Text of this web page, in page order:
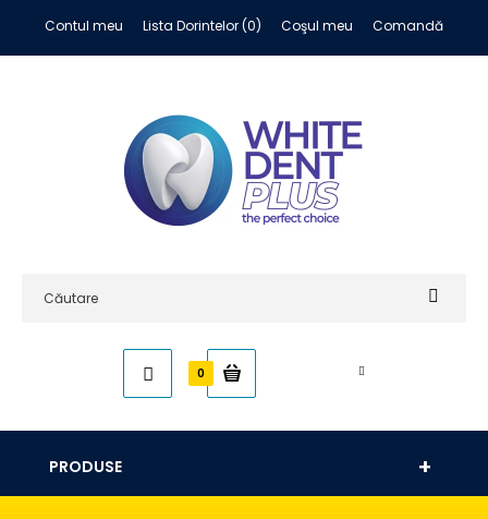
Contul meu Lista Dorintelor (0) Coşul meu Comandă
0
PRODUSE